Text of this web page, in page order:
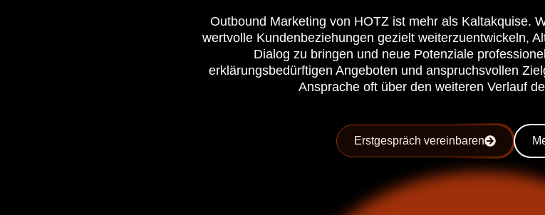
Outbound Marketing von HOTZ ist mehr als Kaltakquise.
wertvolle Kundenbeziehungen gezielt weiterzuentwickeln,
Dialog zu bringen und neue Potenziale
erklärungsbedürftigen Angeboten und anspruchsvollen
Ansprache oft über den weiteren Verlauf
Erstgespräch vereinbaren